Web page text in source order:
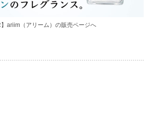
】ariim（アリーム）の販売ページへ